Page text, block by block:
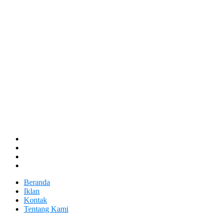
Beranda
Iklan
Kontak
Tentang Kami